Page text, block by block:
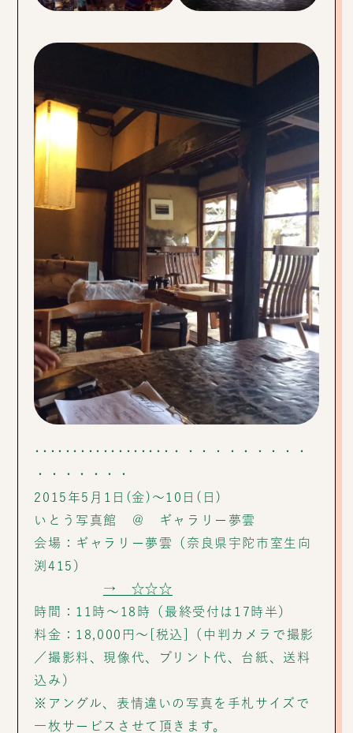
･･････････････････・・・・・・・・・・
・・・・・・・
2015年5月1日(金)～10日(日)
いとう写真館 ＠ ギャラリー夢雲
会場：ギャラリー夢雲（奈良県宇陀市室生向
渕415）
→ ☆☆☆
時間：11時～18時（最終受付は17時半）
料金：18,000円～[税込]（中判カメラで撮影
／撮影料、現像代、プリント代、台紙、送料
込み）
※アングル、表情違いの写真を手札サイズで
一枚サービスさせて頂きます。